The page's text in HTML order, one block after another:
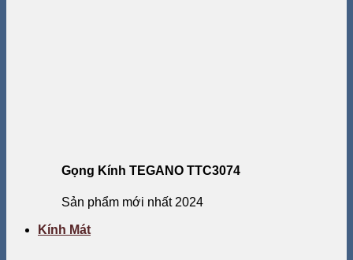
Gọng Kính TEGANO TTC3074
Sản phẩm mới nhất 2024
Kính Mát